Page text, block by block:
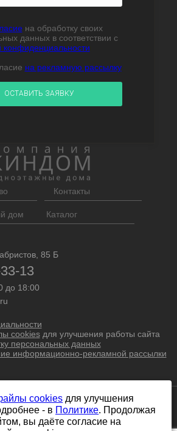
на обработку своих
данных в соответствии с
конфиденциальности
на рекламную рассылку
дом Каталог
Контакты
85 Б
13
до 18:00
cookiesдля улучшения работы сайта
персональных данных
информационно-рекламной рассылки
СК «КИНДОМ»
cookies для улучшения
- в Политике. Продолжая
вы даёте согласие на